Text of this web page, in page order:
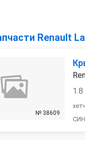
Renault
№ 38609